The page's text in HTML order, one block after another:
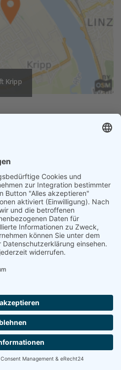
Kripp
in einer Seniorenresidenz?
für Sie da und helfen.
von 8:00 - 16:30 Uhr
800 666 0